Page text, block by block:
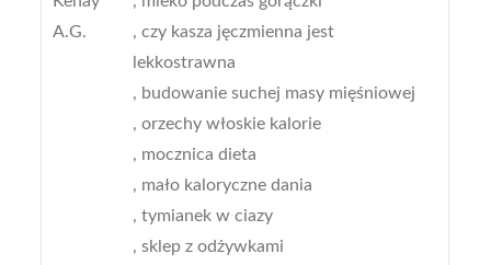
A.G.
, czy kasza jęczmienna jest
lekkostrawna
, budowanie suchej masy mięśniowej
, orzechy włoskie kalorie
, mocznica dieta
, mało kaloryczne dania
, tymianek w ciazy
, sklep z odżywkami